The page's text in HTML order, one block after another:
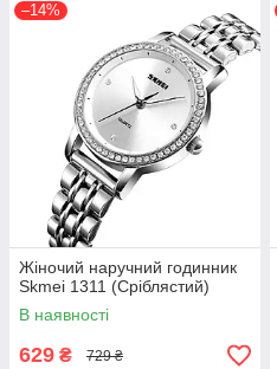
–14%
Жіночий наручний годинник
Skmei 1311 (Сріблястий)
В наявності
629 ₴ 729 ₴